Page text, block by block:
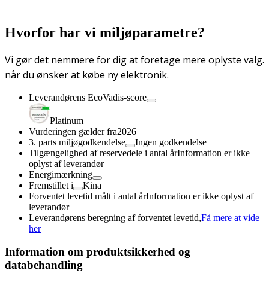
Hvorfor har vi miljøparametre?
Vi gør det nemmere for dig at foretage mere oplyste valg.
når du ønsker at købe ny elektronik.
Leverandørens EcoVadis-score
Platinum
Vurderingen gælder fra2026
3. parts miljøgodkendelse
Ingen godkendelse
Tilgængelighed af reservedele i antal årInformation er ikke
oplyst af leverandør
Energimærkning
Fremstillet i
Kina
Forventet levetid målt i antal årInformation er ikke oplyst af
leverandør
Leverandørens beregning af forventet levetid,Få mere at vide
her
Information om produktsikkerhed og
databehandling